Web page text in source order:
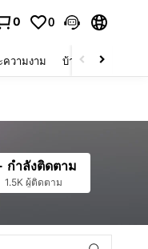
0 0
วามงาม บ้านและที่อยู่อาศัย
กำลังติดตาม
1.5K ผู้ติดตาม